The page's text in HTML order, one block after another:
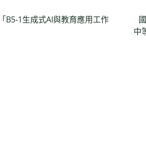
B5-1生成式AI與教育應用工作
中